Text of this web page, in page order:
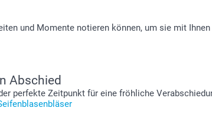
und Momente notieren können, um sie mit
Abschied
perfekte Zeitpunkt für eine fröhliche